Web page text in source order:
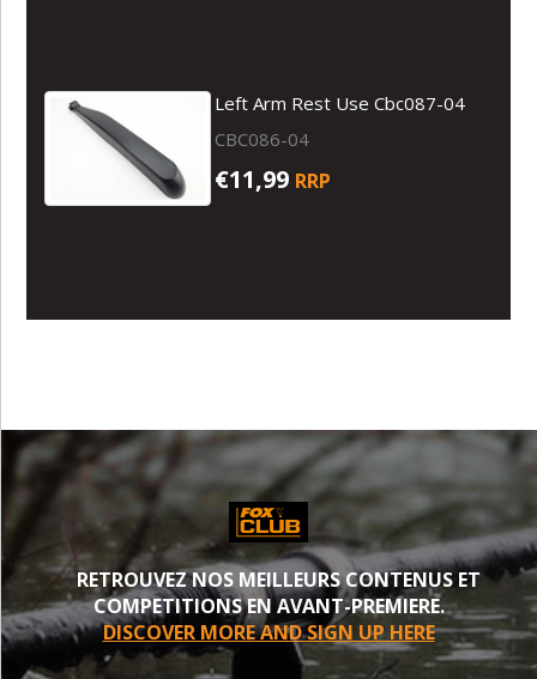
Left Arm Rest Use Cbc087-04
CBC086-04
€11,99 RRP
RETROUVEZ NOS MEILLEURS CONTENUS ET
COMPETITIONS EN AVANT-PREMIERE.
DISCOVER MORE AND SIGN UP HERE